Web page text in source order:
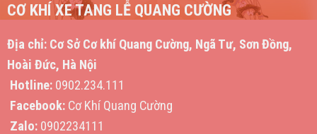
CƠ KHÍ XE TANG LỄ QUANG CƯỜNG
Địa chỉ:Cơ Sở Cơ khí Quang Cường, Ngã Tư, Sơn Đồng,
Hoài Đức, Hà Nội
Hotline:0902.234.111
Facebook:Cơ Khí Quang Cường
Zalo:0902234111